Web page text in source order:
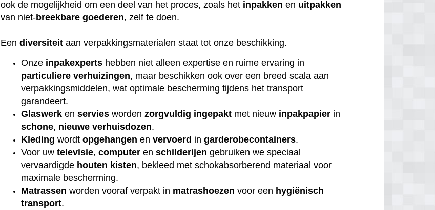
ook de mogelijkheid om een deel van het proces, zoals het inpakken en uitpakken
van niet-breekbare goederen, zelf te doen.
Eendiversiteit aan verpakkingsmaterialen staat tot onze beschikking.
Onze inpakexperts hebben niet alleen expertise en ruime ervaring in
particuliere verhuizingen, maar beschikken ook over een breed scala aan
verpakkingsmiddelen, wat optimale bescherming tijdens het transport
garandeert.
Glaswerk enservies wordenzorgvuldig ingepakt met nieuw inpakpapier in
schone, nieuwe verhuisdozen.
Kleding wordtopgehangen envervoerd ingarderobecontainers.
Voor uwtelevisie,computer enschilderijen gebruiken we speciaal
vervaardigde houten kisten, bekleed met schokabsorberend materiaal voor
maximale bescherming.
Matrassen worden vooraf verpakt in matrashoezen voor een hygiënisch
transport.